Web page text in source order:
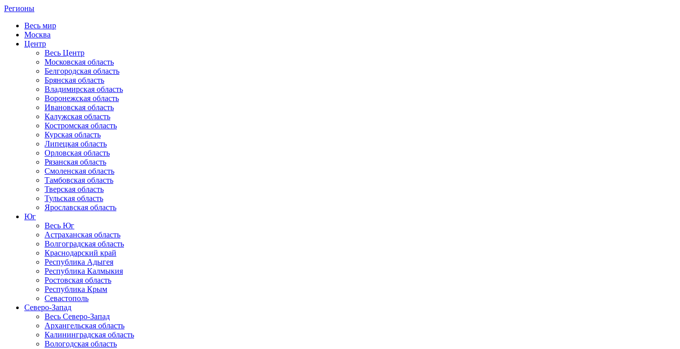
Регионы
Весь мир
Москва
Центр
Весь Центр
Московская область
Белгородская область
Брянская область
Владимирская область
Воронежская область
Ивановская область
Калужская область
Костромская область
Курская область
Липецкая область
Орловская область
Рязанская область
Смоленская область
Тамбовская область
Тверская область
Тульская область
Ярославская область
Юг
Весь Юг
Астраханская область
Волгоградская область
Краснодарский край
Республика Адыгея
Республика Калмыкия
Ростовская область
Республика Крым
Севастополь
Северо-Запад
Весь Северо-Запад
Архангельская область
Калининградская область
Вологодская область